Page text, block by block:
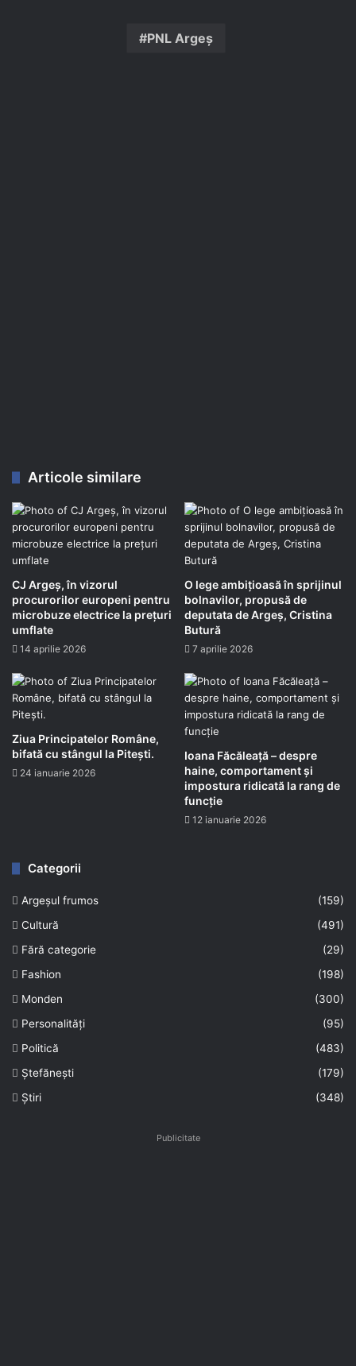
PNL Argeș
Articole similare
CJ Argeș, în vizorul
procurorilor europeni pentru
microbuze electrice la prețuri
umflate
14 aprilie 2026
O lege ambițioasă în sprijinul
bolnavilor, propusă de
deputata de Argeș, Cristina
Butură
7 aprilie 2026
Ziua Principatelor Române,
bifată cu stângul la Pitești.
24 ianuarie 2026
Ioana Făcăleață – despre
haine, comportament și
impostura ridicată la rang de
funcție
12 ianuarie 2026
Categorii
Argeșul frumos
(159)
Cultură
(491)
Fără categorie
(29)
Fashion
(198)
Monden
(300)
Personalități
(95)
Politică
(483)
Ștefănești
(179)
Știri
(348)
Publicitate